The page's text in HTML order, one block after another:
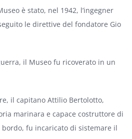
è stato, nel 1942, l’ingegner
le direttive del fondatore Gio
il Museo fu ricoverato in un
il capitano Attilio Bertolotto,
marinara e capace costruttore di
fu incaricato di sistemare il